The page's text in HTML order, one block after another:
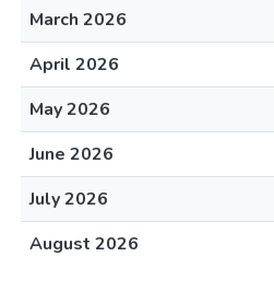
March 2026
April 2026
May 2026
June 2026
July 2026
August 2026